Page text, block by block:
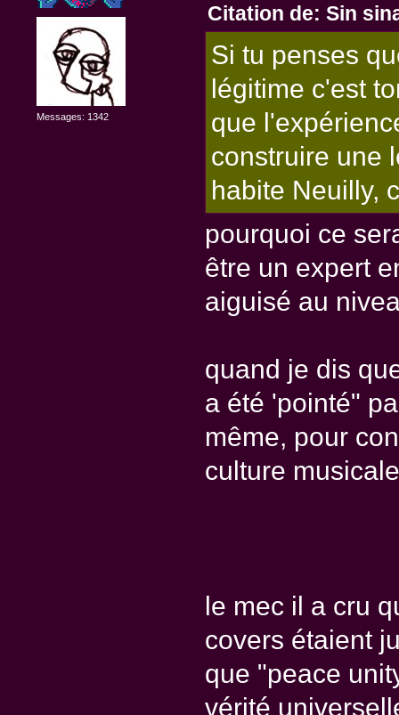
Messages: 1342
Citation de: Sin
Si tu penses
légitime c'est
que
construire une
habite Neuilly,
pourquoi ce
être un expert
aiguisé au
quand je dis
a été 'pointé"
même, pour
culture
le mec il a cru
covers étaient
que "peace
vérité